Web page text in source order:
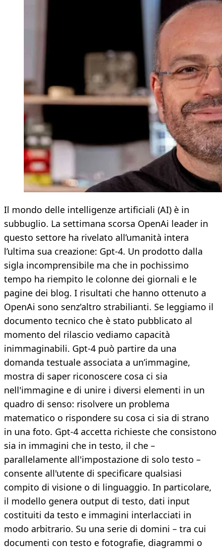
Il mondo delle intelligenze artificiali (AI) è in
subbuglio. La settimana scorsa OpenAi leader in
questo settore ha rivelato all’umanità intera
l’ultima sua creazione: Gpt-4. Un prodotto dalla
sigla incomprensibile ma che in pochissimo
tempo ha riempito le colonne dei giornali e le
pagine dei blog. I risultati che hanno ottenuto a
OpenAi sono senz'altro strabilianti. Se leggiamo il
documento tecnico che è stato pubblicato al
momento del rilascio vediamo capacità
inimmaginabili. Gpt-4 può partire da una
domanda testuale associata a un’immagine,
mostra di saper riconoscere cosa ci sia
nell'immagine e di unire i diversi elementi in un
quadro di senso: risolvere un problema
matematico o rispondere su cosa ci sia di strano
in una foto. Gpt-4 accetta richieste che consistono
sia in immagini che in testo, il che –
parallelamente all'impostazione di solo testo –
consente all'utente di specificare qualsiasi
compito di visione o di linguaggio. In particolare,
il modello genera output di testo, dati input
costituiti da testo e immagini interlacciati in
modo arbitrario. Su una serie di domini – tra cui
documenti con testo e fotografie, diagrammi o